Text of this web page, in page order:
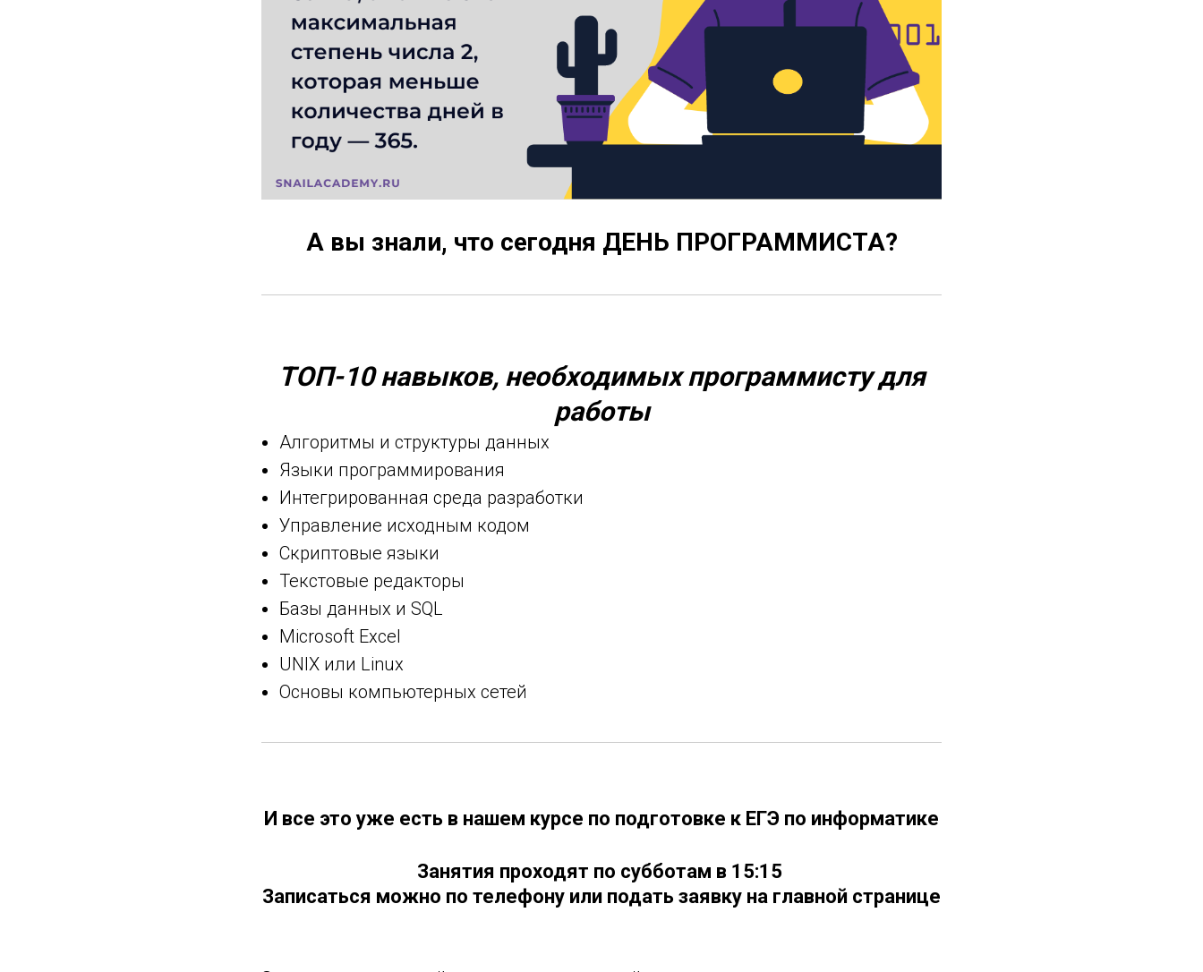
А вы знали, что сегодня ДЕНЬ ПРОГРАММИСТА?
ТОП-10 навыков, необходимых программисту для
работы
Алгоритмы и структуры данных
Языки программирования
Интегрированная среда разработки
Управление исходным кодом
Скриптовые языки
Текстовые редакторы
Базы данных и SQL
Microsoft Excel
UNIX или Linux
Основы компьютерных сетей
И все это уже есть в нашем курсе по подготовке к ЕГЭ по информатике
Занятия проходят по субботам в 15:15
Записаться можно по телефону или подать заявку на главной странице